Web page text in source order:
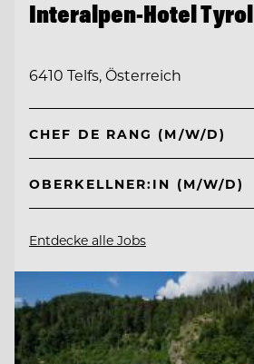
Interalpen-Hotel Tyrol
6410 Telfs, Österreich
CHEF DE RANG (M/W/D)
OBERKELLNER:IN (M/W/D)
Entdecke alle Jobs